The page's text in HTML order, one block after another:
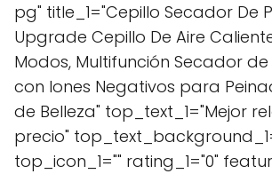
pg" title_1="Cepillo Secador De
Upgrade Cepillo De Aire
Modos, Multifunción Secador
con Iones Negativos para
de Belleza" top_text_1="Mejor
precio"
top_icon_1="" rating_1="0"